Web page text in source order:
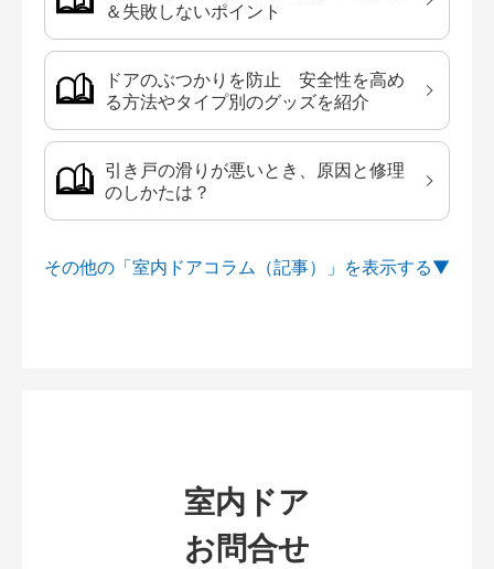
＆失敗しないポイント
ドアのぶつかりを防止 安全性を高め
る方法やタイプ別のグッズを紹介
引き戸の滑りが悪いとき、原因と修理
のしかたは？
その他の「室内ドアコラム（記事）」を
室内ドア
お問合せ